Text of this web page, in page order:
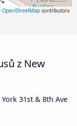
OpenStreetMapcontributors
z New
31st & 8th Ave